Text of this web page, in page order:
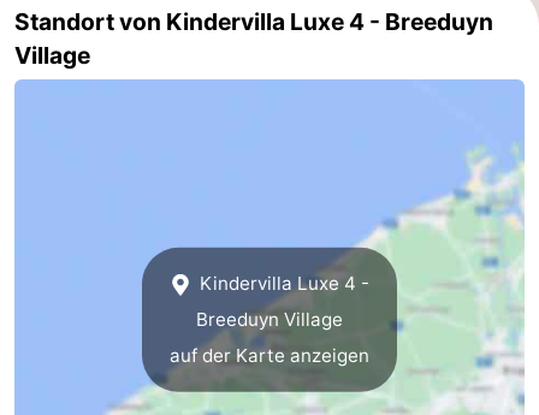
Panne
Natur
Wetter
Standort von Kindervilla Luxe 4 - Breeduyn
Village
Kindervilla Luxe 4 -
Breeduyn Village
auf der Karte anzeigen